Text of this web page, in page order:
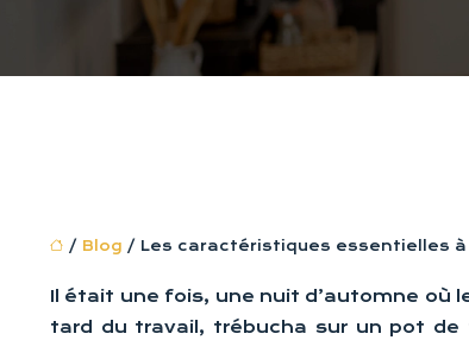
/ Blog / Les caractéristiques essentielles à
Il était une fois, une nuit d’automne où
tard du travail, trébucha sur un pot de